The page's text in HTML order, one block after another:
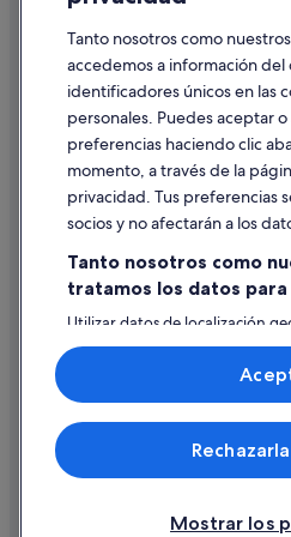
La Zenia hoteles
Playa Flamenca hoteles
Hoteles de 5 estrellas en La Zenia
Campings de caravanas en La Zenia
Complejos turísticos en La Zenia
Hoteles con bar en La Zenia
Condominios en La Zenia
Hoteles con piscina en La Zenia
Pautas sobre el contenido y cómo
Ayuda
Cancelar un vuelo
Cancelar una reserva de hotel o de un
Utilizar un cupón de Expedia
Documentos para viajes
© 2026 Expedia, Inc., una empresa de
derechos reservados. Expedia y el
comerciales o marcas comerciales
Tanto nosotros como nuestros
accedemos a información
identificadores únicos en las
personales. Puedes aceptar
preferencias haciendo clic
momento, a través de la
privacidad. Tus preferencias
socios y no afectarán a los
Tanto nosotros como
tratamos los datos
Utilizar datos de localización
activamente las características
identificación. Almacenar la
y/o acceder a ella. Publicidad y
medición de publicidad y
audiencia y desarrollo de
Lista de asociados
Mostrar los